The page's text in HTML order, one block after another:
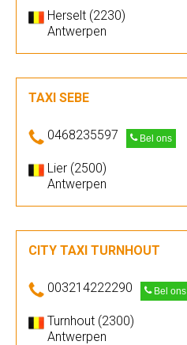
Herselt (2230)
Antwerpen
TAXI SEBE
0468235597 Bel ons
Lier (2500)
Antwerpen
CITY TAXI TURNHOUT
003214222290 Bel ons
Turnhout (2300)
Antwerpen